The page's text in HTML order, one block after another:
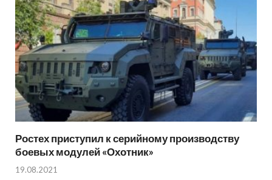
Ростех приступил к серийному производству
боевых модулей «Охотник»
19.08.2021